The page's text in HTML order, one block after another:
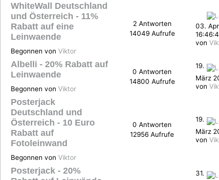
WhiteWall Deutschland
und Österreich - 11%
Rabatt auf eine
Leinwaende
Begonnen von Viktor
2 Antworten
14049 Aufrufe
03.
von
Albelli - 20% Rabatt auf
Leinwaende
Begonnen von Viktor
0 Antworten
14800 Aufrufe
19.
März
von
Posterjack
Deutschland und
Österreich - 10 Euro
Rabatt auf
Fotoleinwand
Begonnen von Viktor
0 Antworten
12956 Aufrufe
19.
März
von
Posterjack - 20%
31.